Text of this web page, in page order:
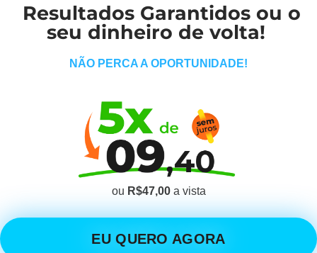
Resultados Garantidos ou o
seu dinheiro de volta!
NÃO PERCA A OPORTUNIDADE!
ou R$47,00a vista
EU QUERO AGORA